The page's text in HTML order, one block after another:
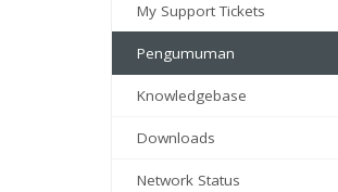
My Support Tickets
Pengumuman
Knowledgebase
Downloads
Network Status